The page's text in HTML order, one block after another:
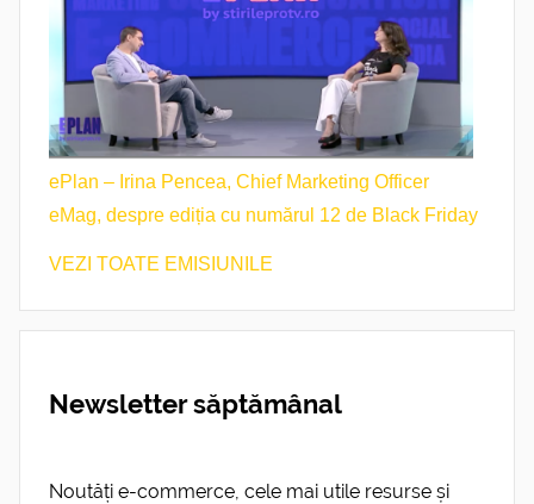
ePlan – Irina Pencea, Chief Marketing Officer
eMag, despre ediția cu numărul 12 de Black Friday
VEZI TOATE EMISIUNILE
Newsletter săptămânal
Noutăți e-commerce, cele mai utile resurse și